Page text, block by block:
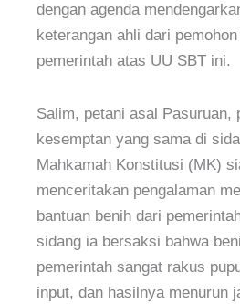
dengan agenda
keterangan ahli dari
pemerintah atas UU SBT ini.
Salim, petani asal Pasuruan,
kesemptan yang sama di
Mahkamah Konstitusi (MK)
menceritakan pengalaman
bantuan benih dari
sidang ia bersaksi bahwa
pemerintah sangat rakus
input, dan hasilnya menurun